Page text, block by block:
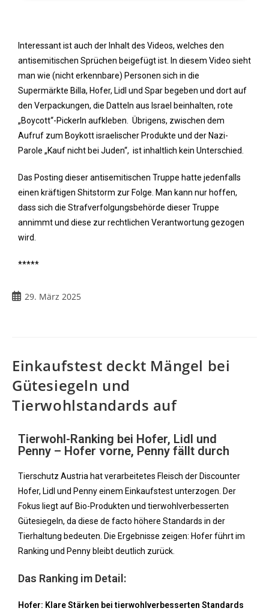
Interessant ist auch der Inhalt des Videos, welches den
antisemitischen Sprüchen beigefügt ist. In diesem Video sieht
man wie (nicht erkennbare) Personen sich in die
Supermärkte Billa, Hofer, Lidl und Spar begeben und dort auf
den Verpackungen, die Datteln aus Israel beinhalten, rote
„Boycott“-Pickerln aufkleben. Übrigens, zwischen dem
Aufruf zum Boykottisraelischer Produkte und der Nazi-
Parole „Kauf nicht bei Juden“, ist inhaltlich kein Unterschied.
Das Posting dieser antisemitischen Truppe hatte jedenfalls
einen kräftigen Shitstorm zur Folge. Man kann nur hoffen,
dass sich die Strafverfolgungsbehörde dieser Truppe
annimmt und diese zur rechtlichen Verantwortung gezogen
wird.
*****
29. März 2025
Einkaufstest deckt Mängel bei
Gütesiegeln und
Tierwohlstandards auf
Tierwohl-Ranking bei Hofer, Lidl und
Penny – Hofer vorne, Penny fällt durch
Tierschutz Austria hat verarbeitetes Fleisch der Discounter
Hofer, Lidl und Penny einem Einkaufstest unterzogen. Der
Fokus liegt auf Bio-Produkten und tierwohlverbesserten
Gütesiegeln, da diese de facto höhere Standards in der
Tierhaltung bedeuten. Die Ergebnisse zeigen: Hofer führt im
Ranking und Penny bleibt deutlich zurück.
Das Ranking im Detail:
Hofer: Klare Stärken bei tierwohlverbesserten Standards